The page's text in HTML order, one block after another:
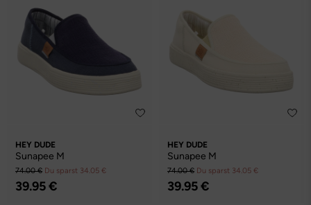
HEY DUDE
Sunapee M
74.00 € Du sparst 34.05 €
39.95 €
HEY DUDE
Sunapee M
74.00 € Du sparst 34.05 €
39.95 €